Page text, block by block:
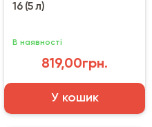
16 (5 л)
В наявності
819,00грн.
У кошик